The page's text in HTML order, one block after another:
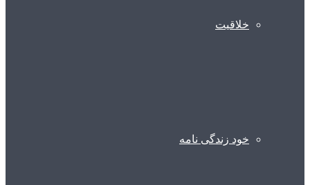
خلاقیت
خود زندگی نامه